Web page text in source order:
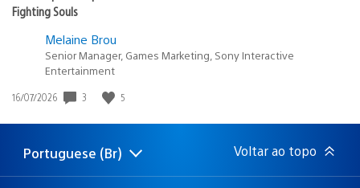
Fighting Souls
Melaine Brou
Senior Manager, Games Marketing, Sony Interactive
Entertainment
Data
publicação:
16/07/2026 3 5
Selecione
uma
Região
atual:
Portuguese (Br) Voltar ao topo